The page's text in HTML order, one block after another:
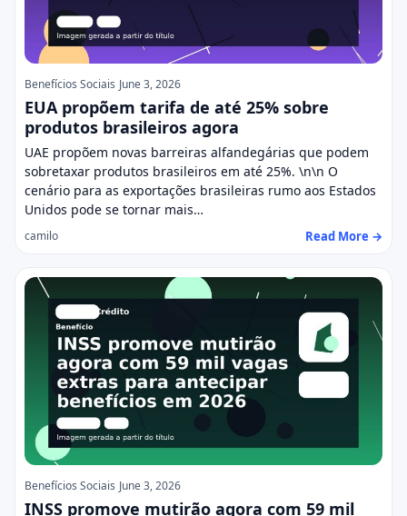
Benefícios Sociais June 3, 2026
EUA propõem tarifa de até 25% sobre
produtos brasileiros agora
UAE propõem novas barreiras alfandegárias que podem
sobretaxar produtos brasileiros em até 25%. \n\n O
cenário para as exportações brasileiras rumo aos Estados
Unidos pode se tornar mais…
camilo Read More →
Benefícios Sociais June 3, 2026
INSS promove mutirão agora com 59 mil